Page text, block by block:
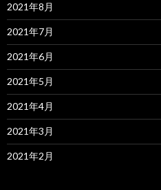
2021年8月
2021年7月
2021年6月
2021年5月
2021年4月
2021年3月
2021年2月